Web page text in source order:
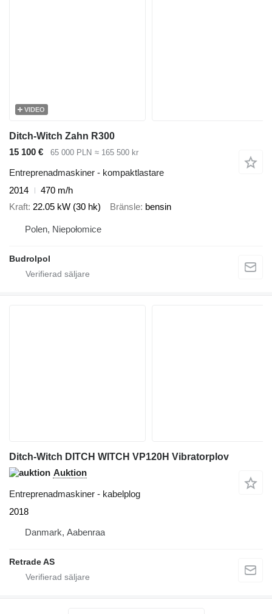
VIDEO
Ditch-Witch Zahn R300
15 100 €
65 000 PLN ≈ 165 500 kr
Entreprenadmaskiner - kompaktlastare
2014
470 m/h
Kraft 22.05 kW (30 hk) Bränsle bensin
Polen, Niepołomice
Budrolpol
Ditch-Witch DITCH WITCH VP120H Vibratorplov
Auktion
Entreprenadmaskiner - kabelplog
2018
Danmark, Aabenraa
Retrade AS